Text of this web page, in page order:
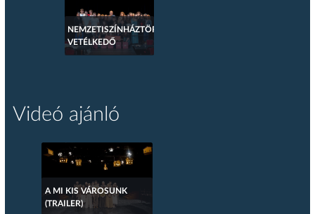
NEMZETISZÍNHÁZTÖRTÉNETI
VETÉLKEDŐ
Videó ajánló
A MI KIS VÁROSUNK
(TRAILER)